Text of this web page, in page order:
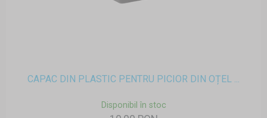
CAPAC DIN PLASTIC PENTRU PICIOR DIN OȚEL ...
Disponibil în stoc